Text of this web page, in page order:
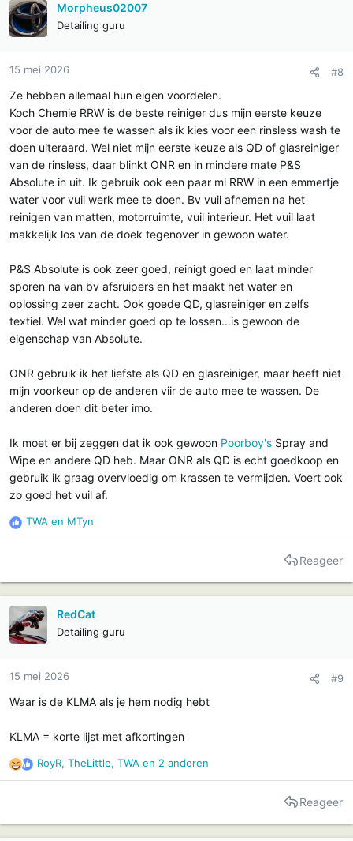
Morpheus02007
Detailing guru
15 mei 2026 #8
Ze hebben allemaal hun eigen voordelen.
Koch Chemie RRW is de beste reiniger dus mijn eerste keuze
voor de auto mee te wassen als ik kies voor een rinsless wash te
doen uiteraard. Wel niet mijn eerste keuze als QD of glasreiniger
van de rinsless, daar blinkt ONR en in mindere mate P&S
Absolute in uit. Ik gebruik ook een paar ml RRW in een emmertje
water voor vuil werk mee te doen. Bv vuil afnemen na het
reinigen van matten, motorruimte, vuil interieur. Het vuil laat
makkelijk los van de doek tegenover in gewoon water.
P&S Absolute is ook zeer goed, reinigt goed en laat minder
sporen na van bv afsruipers en het maakt het water en
oplossing zeer zacht. Ook goede QD, glasreiniger en zelfs
textiel. Wel wat minder goed op te lossen...is gewoon de
eigenschap van Absolute.
ONR gebruik ik het liefste als QD en glasreiniger, maar heeft niet
mijn voorkeur op de anderen viir de auto mee te wassen. De
anderen doen dit beter imo.
Ik moet er bij zeggen dat ik ook gewoon Poorboy's Spray and
Wipe en andere QD heb. Maar ONR als QD is echt goedkoop en
gebruik ik graag overvloedig om krassen te vermijden. Voert ook
zo goed het vuil af.
R
e
i
e
s
TWA en MTyn
Reageer
RedCat
Detailing guru
15 mei 2026 #9
Waar is de KLMA als je hem nodig hebt
KLMA = korte lijst met afkortingen
R
e
RoyR, TheLittle, TWA en 2 anderen
Reageer